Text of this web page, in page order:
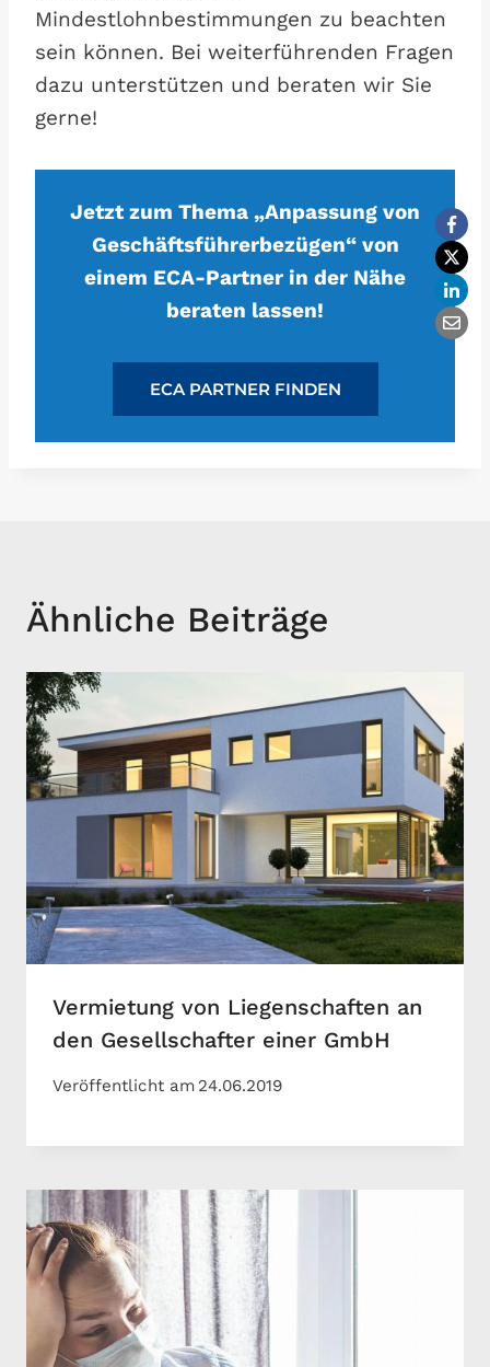
Mindestlohnbestimmungen zu beachten
sein können. Bei weiterführenden Fragen
dazu unterstützen und beraten wir Sie
gerne!
Jetzt zum Thema „Anpassung von
Geschäftsführerbezügen“ von
einem ECA-Partner in der Nähe
beraten lassen!
ECA PARTNER FINDEN
Ähnliche Beiträge
Vermietung von Liegenschaften an
den Gesellschafter einer GmbH
Veröffentlicht am 24.06.2019